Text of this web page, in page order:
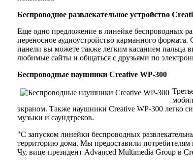
Беспроводное развлекательное устройство
Еще одно предложение в линейке беспроводных
переносное аудиоустройство карманного
панели вы можете также легким касанием пальца
любимые сайты и общаться с друзьями по
Беспроводные наушники Creative WP-300
экраном. Также наушники Creative WP-300 легко
музыки и саундтреков.
"С запуском линейки беспроводных
территорию дома. Мы предоставили
Чу, вице-президент Advanced Multimedia Group в